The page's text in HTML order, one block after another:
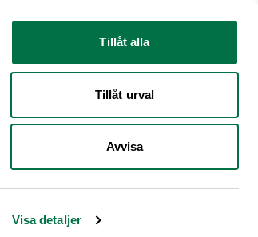
Visa detaljer
Tillåt alla
Tillåt urval
Avvisa